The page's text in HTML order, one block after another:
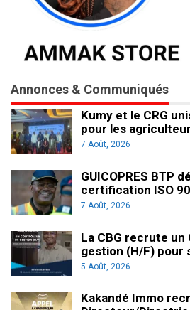
Annonces & Communiqués
Kumy et le CRG
pour les
7 Août, 2026
GUICOPRES BTP
certification ISO
7 Août, 2026
La CBG recrute
gestion (H/F) pour
5 Août, 2026
Kakandé Immo